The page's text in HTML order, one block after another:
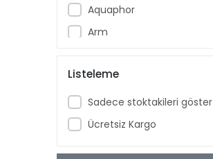
Aquaphor
Arm
Aspercreme
Aussie
Aveeno Baby
Listeleme
Sadece stoktakileri göster
Ücretsiz Kargo